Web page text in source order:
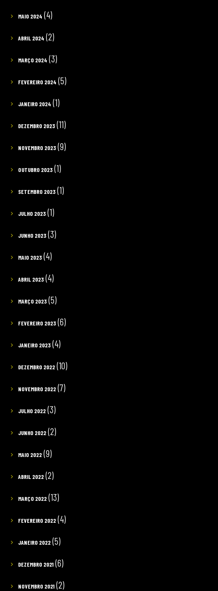
MAIO 2024 (4)
ABRIL 2024 (2)
MARÇO 2024 (3)
FEVEREIRO 2024 (5)
JANEIRO 2024 (1)
DEZEMBRO 2023(11)
NOVEMBRO 2023(9)
OUTUBRO 2023(1)
SETEMBRO 2023(1)
JULHO 2023(1)
JUNHO 2023(3)
MAIO 2023(4)
ABRIL 2023(4)
MARÇO 2023(5)
FEVEREIRO 2023(6)
JANEIRO 2023(4)
DEZEMBRO 2022(10)
NOVEMBRO 2022(7)
JULHO 2022(3)
JUNHO 2022(2)
MAIO 2022(9)
ABRIL 2022(2)
MARÇO 2022(13)
FEVEREIRO 2022(4)
JANEIRO 2022(5)
DEZEMBRO 2021(6)
NOVEMBRO 2021(2)